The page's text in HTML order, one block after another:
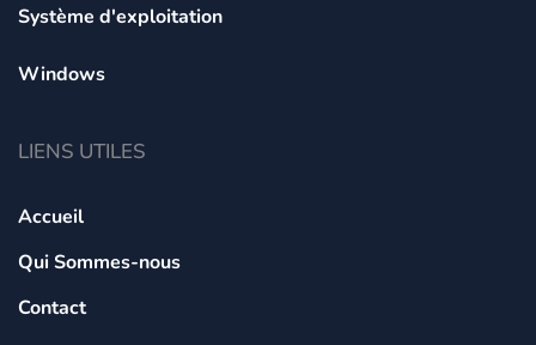
Système d'exploitation
Windows
LIENS UTILES
Accueil
Qui Sommes-nous
Contact